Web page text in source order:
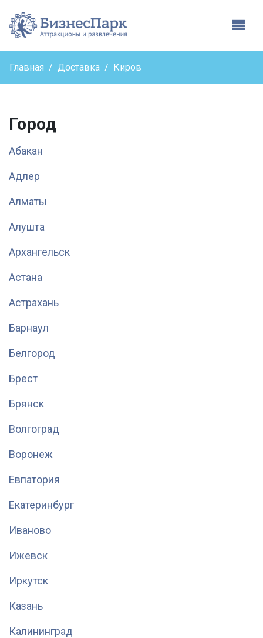
Бизнес парк -
Главная Доставка Киров
Город
Абакан
Адлер
Алматы
Алушта
Архангельск
Астана
Астрахань
Барнаул
Белгород
Брест
Брянск
Волгоград
Воронеж
Евпатория
Екатеринбург
Иваново
Ижевск
Иркутск
Казань
Калининград